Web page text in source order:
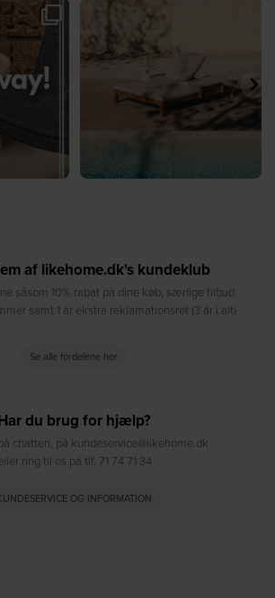
...
217
☀️ Sommerens favorit til terrassen ☀️⁠
8 0
af likehome.dk's kundeklub
såsom 10% rabat på dine køb, særlige tilbud
samt 1 år ekstra reklamationsret (3 år i alt)
Se alle fordelene her
du brug for hjælp?
chatten, på kundeservice@likehome.dk
ring til os på tlf. 71 74 71 34
OG INFORMATION